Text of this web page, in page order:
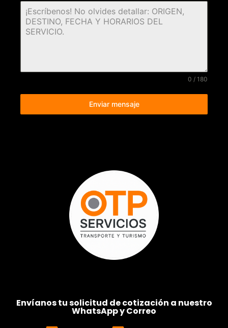
0 / 180
Enviar mensaje
Envíanos tu solicitud de cotización a nuestro
WhatsApp y Correo